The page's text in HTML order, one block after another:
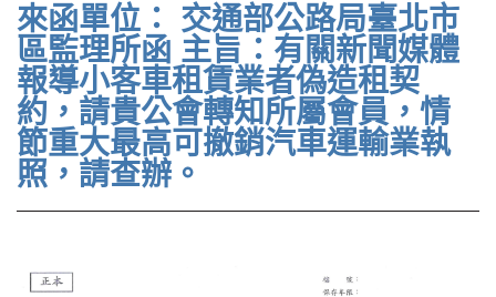
來函單位： 交通部公路局臺北市
區監理所函 主旨：有關新聞媒體
報導小客車租賃業者偽造租契
約，請貴公會轉知所屬會員，情
節重大最高可撤銷汽車運輸業執
照，請查辦。